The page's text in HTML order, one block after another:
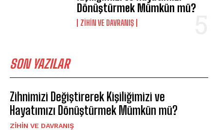
Dönüştürmek Mümkün mü?
⁠ZIHIN VE DAVRANIŞ
SON YAZILAR
Zihnimizi Değiştirerek Kişiliğimizi ve
Hayatımızı Dönüştürmek Mümkün mü?
⁠ZIHIN VE DAVRANIŞ